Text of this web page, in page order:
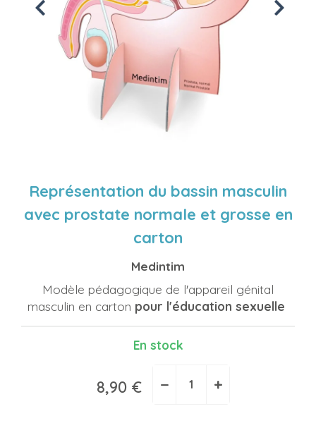
Previous Next
Représentation du bassin masculin
avec prostate normale et grosse en
carton
Medintim
Modèle pédagogique de l'appareil génital
masculin en carton pour l'éducation sexuelle
En stock
8,90 € − +